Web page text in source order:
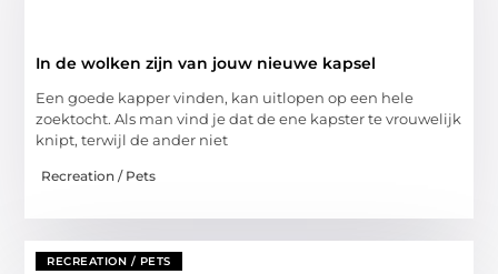
In de wolken zijn van jouw nieuwe kapsel
Een goede kapper vinden, kan uitlopen op een hele
zoektocht. Als man vind je dat de ene kapster te vrouwelijk
knipt, terwijl de ander niet
Recreation / Pets
RECREATION / PETS